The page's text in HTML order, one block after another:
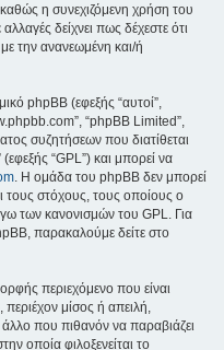
η συνεχιζόμενη χρήση του
δείχνει πως δέχεστε ότι
την ανανεωμένη και/ή
phpBB (εφεξής “αυτοί”,
“phpBB Limited”,
συζητήσεων που διατίθεται
(εφεξής “GPL”) και μπορεί να
. Η ομάδα του phpBB δεν μπορεί
τους στόχους, τους οποίους ο
των κανονισμών του GPL. Για
παρακαλούμε δείτε στο
περιεχόμενο που είναι
μίσος ή απειλή,
που πιθανόν να παραβιάζει
οποία φιλοξενείται το